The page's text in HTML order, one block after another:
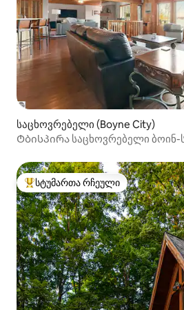
საცხოვრებელი (Boyne City)
Ტბისპირა საცხოვრებელი ბოინ-
სტუმართა რჩეული მოწინავე
სტუმართა რჩეული